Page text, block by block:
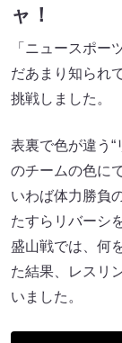
ャ！
「ニュースポー
だあまり知られ
挑戦しました。
表裏で色が違う“
のチームの色に
いわば体力勝負
たすらリバーシ
盛山戦では、何
た結果、レスリ
いました。